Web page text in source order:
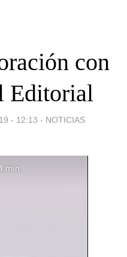
con
Editorial
- 12:13 - NOTICIAS